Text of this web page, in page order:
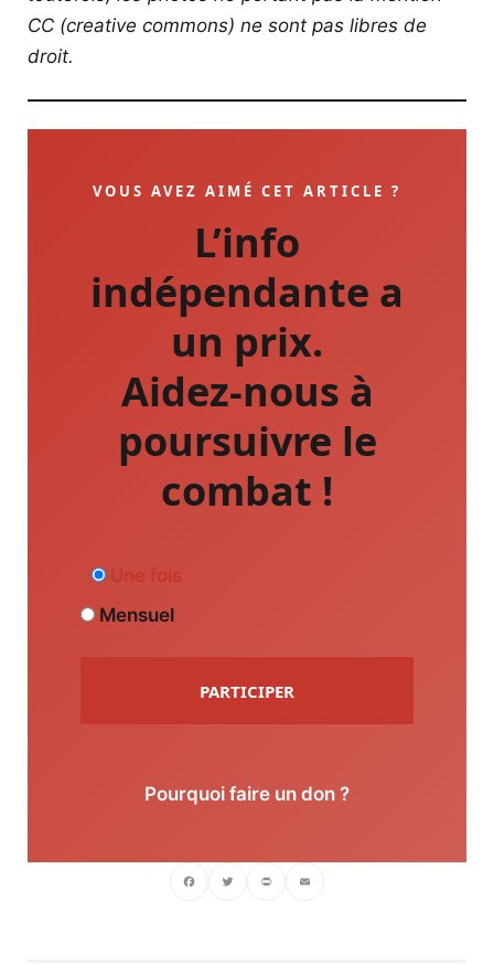
CC (creative commons) ne sont pas libres de
droit.
VOUS AVEZ AIMÉ CET ARTICLE ?
L’info
indépendante a
un prix.
Aidez-nous à
poursuivre le
combat !
Mensuel
PARTICIPER
Pourquoi faire un don ?